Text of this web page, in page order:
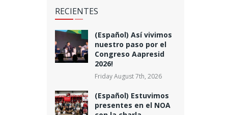
RECIENTES
(Español) Así vivimos
nuestro paso por el
Congreso Aapresid
2026!
Friday August 7th, 2026
(Español) Estuvimos
presentes en el NOA